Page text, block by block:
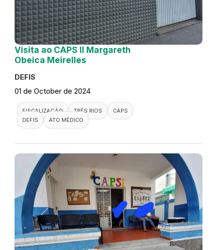
Visita ao CAPS II Margareth
Obeica Meirelles
DEFIS
01 de October de 2024
FISCALIZAÇÃO TRÊS RIOS
CAPS
DEFIS
ATO MÉDICO